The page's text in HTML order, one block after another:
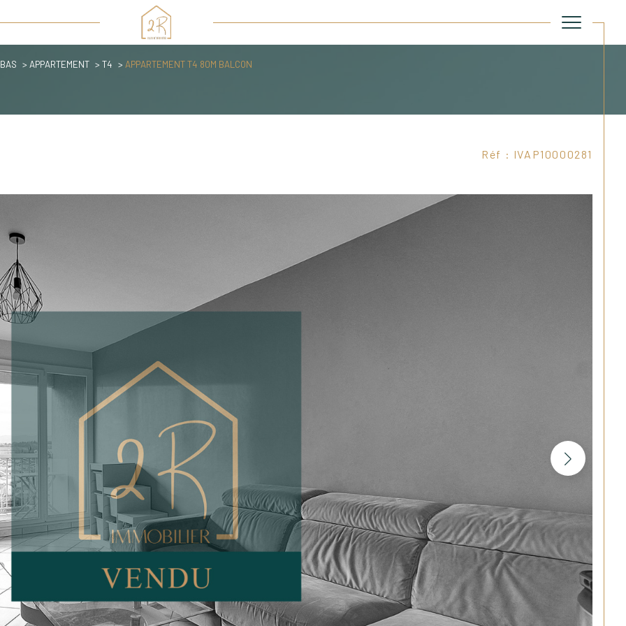
APPARTEMENT T4 APPARTEMENT T4 80M BALCON
1
LOCALISATION BUDGET Filtrer
Voir les0annonces
Réf : IVAP10000281